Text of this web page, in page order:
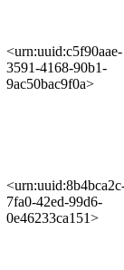
<urn:uuid:c5f90aae-
3591-4168-90b1-
9ac50bac9f0a>
7fa0-42ed-99d6-
0e46233ca151>